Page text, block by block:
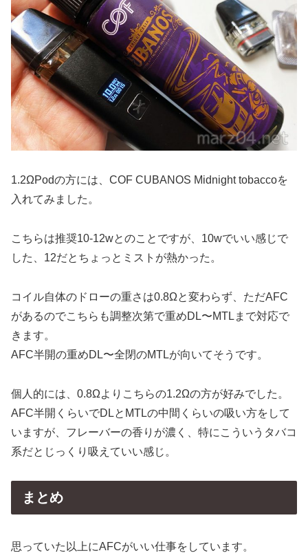
1.2ΩPodの方には、COF CUBANOS Midnight tobaccoを
入れてみました。
こちらは推奨10-12wとのことですが、10wでいい感じで
した、12だとちょっとミストが熱かった。
コイル自体のドローの重さは0.8Ωと変わらず、ただAFC
があるのでこちらも調整次第で重めDL〜MTLまで対応で
きます。
AFC半開の重めDL〜全閉のMTLが向いてそうです。
個人的には、0.8Ωよりこちらの1.2Ωの方が好みでした。
AFC半開くらいでDLとMTLの中間くらいの吸い方をして
いますが、フレーバーの香りが濃く、特にこういうタバコ
系だとじっくり吸えていい感じ。
まとめ
思っていた以上にAFCがいい仕事をしています。